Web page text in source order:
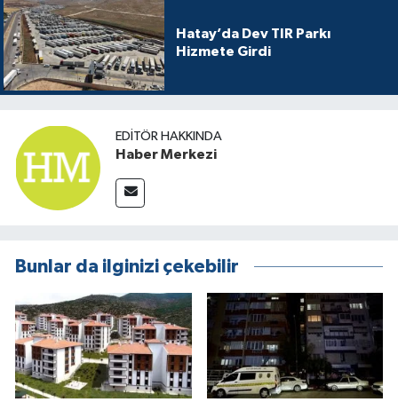
Hatay’da Dev TIR Parkı
Hizmete Girdi
EDITÖR HAKKINDA
Haber Merkezi
Bunlar da ilginizi çekebilir